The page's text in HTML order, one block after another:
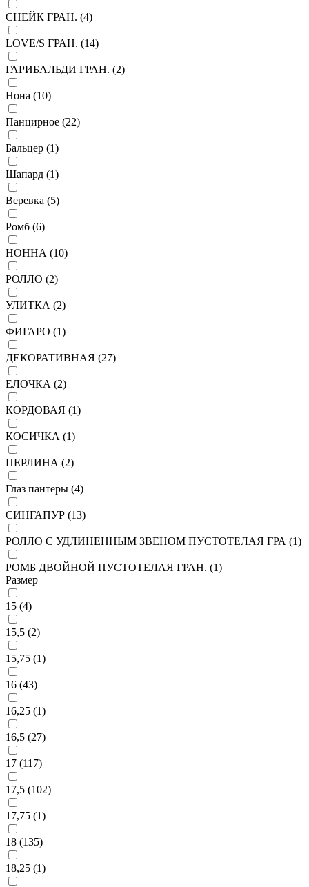
СНЕЙК ГРАН. (4)
LOVE/S ГРАН. (14)
ГАРИБАЛЬДИ ГРАН. (2)
Нона (10)
Панцирное (22)
Бальцер (1)
Шапард (1)
Веревка (5)
Ромб (6)
НОННА (10)
РОЛЛО (2)
УЛИТКА (2)
ФИГАРО (1)
ДЕКОРАТИВНАЯ (27)
ЕЛОЧКА (2)
КОРДОВАЯ (1)
КОСИЧКА (1)
ПЕРЛИНА (2)
Глаз пантеры (4)
СИНГАПУР (13)
РОЛЛО С УДЛИНЕННЫМ ЗВЕНОМ ПУСТОТЕЛАЯ ГРА (1)
РОМБ ДВОЙНОЙ ПУСТОТЕЛАЯ ГРАН. (1)
Размер
15 (4)
15,5 (2)
15,75 (1)
16 (43)
16,25 (1)
16,5 (27)
17 (117)
17,5 (102)
17,75 (1)
18 (135)
18,25 (1)